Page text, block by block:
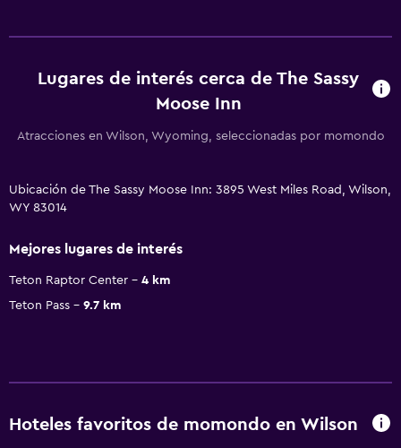
Lugares de interés cerca de The Sassy
Moose Inn
Atracciones en Wilson, Wyoming, seleccionadas por momondo
Ubicación de The Sassy Moose Inn: 3895 West Miles Road, Wilson,
WY 83014
Mejores lugares de interés
Teton Raptor Center
4 km
Teton Pass
9.7 km
Hoteles favoritos de momondo en Wilson